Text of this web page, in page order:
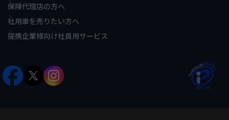
保険代理店の方へ
社用車を売りたい方へ
提携企業様向け社員用サービス